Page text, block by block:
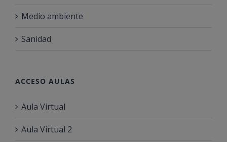
Medio ambiente
Sanidad
ACCESO AULAS
Aula Virtual
Aula Virtual 2